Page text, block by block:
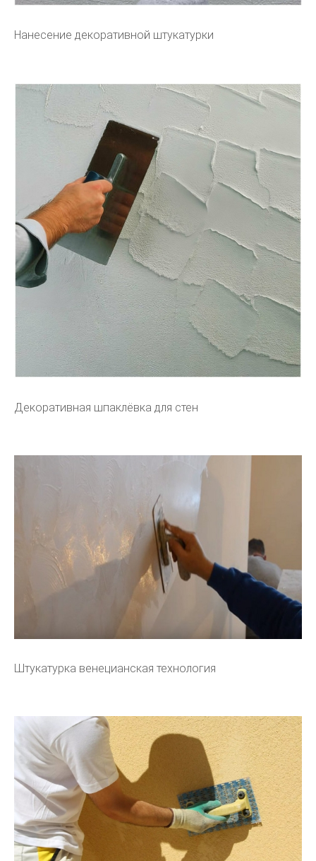
Нанесение декоративной штукатурки
Декоративная шпаклёвка для стен
Штукатурка венецианская технология